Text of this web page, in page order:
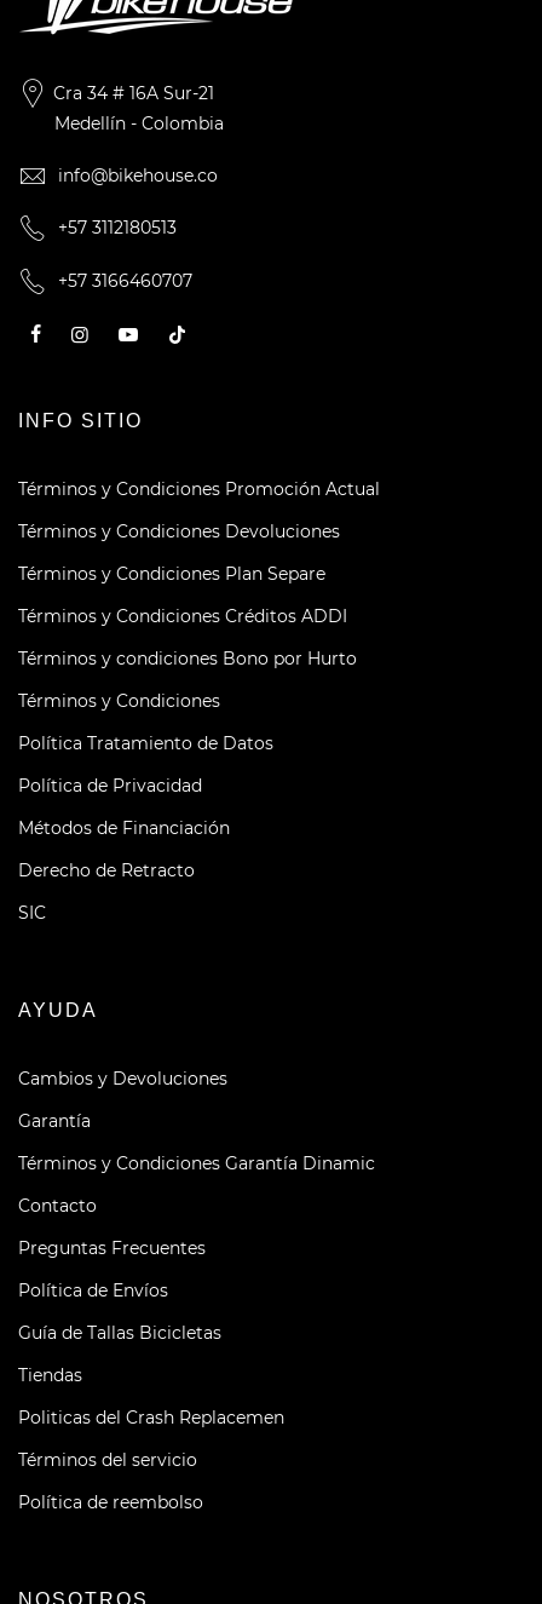
Cra 34 # 16A Sur-21
Medellín - Colombia
info@bikehouse.co
+57 3112180513
+57 3166460707
INFO SITIO
Términos y Condiciones Promoción Actual
Términos y Condiciones Devoluciones
Términos y Condiciones Plan Separe
Términos y Condiciones Créditos ADDI
Términos y condiciones Bono por Hurto
Términos y Condiciones
Política Tratamiento de Datos
Política de Privacidad
Métodos de Financiación
Derecho de Retracto
SIC
AYUDA
Cambios y Devoluciones
Garantía
Términos y Condiciones Garantía Dinamic
Contacto
Preguntas Frecuentes
Política de Envíos
Guía de Tallas Bicicletas
Tiendas
Politicas del Crash Replacemen
Términos del servicio
Política de reembolso